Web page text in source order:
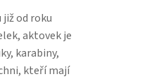
již od roku
aktovek je
karabiny,
kteří mají